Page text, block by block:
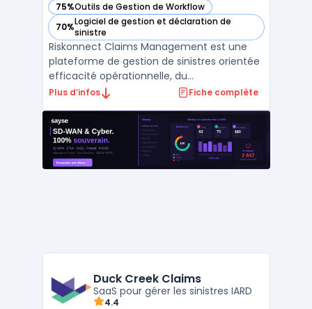
75%Outils de Gestion de Workflow
— voir Riskonnect Claims Management dans cette
70%Logiciel de gestion et déclaration de
sinistre
— voir Riskonnect Claims Management dans cette
Riskonnect Claims Management est une
plateforme de gestion de sinistres orientée
efficacité opérationnelle, du
référencement des réclamations jusqu’au
données (sinistres, polices, documents,
parties prenantes) et automatise les
tâches répétitives pour réduire le ...
Plus d’infos Fiche complète
Duck Creek Claims
SaaS pour gérer les sinistres IARD
4.4